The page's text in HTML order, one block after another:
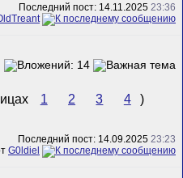
Последний пост: 14.11.2025 23:36
1 2 3 4 )
Последний пост: 14.09.2025 23:23
G0ldiel